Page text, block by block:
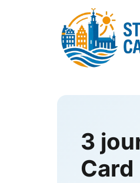
3